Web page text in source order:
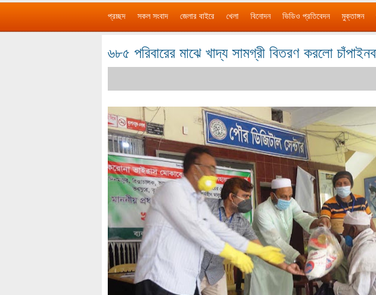
প্রচ্ছদ সকল সংবাদ জেলার বাইরে খেলা বিনোদন ভিডিও প্রতিবেদন মুক্তাঙ্গন
৬৮৫ পরিবারের মাঝে খাদ্য সামগ্রী বিতরণ করলো